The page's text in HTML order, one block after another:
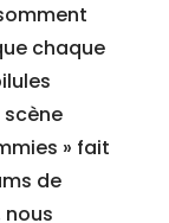
chaque
» fait
de